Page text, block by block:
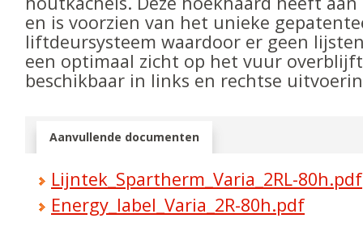
en is voorzien van het unieke
liftdeursysteem waardoor er geen
een optimaal zicht op het vuur
beschikbaar in links en rechtse
Aanvullende documenten
Lijntek_Spartherm_Varia_2RL-80h.pdf
Energy_label_Varia_2R-80h.pdf